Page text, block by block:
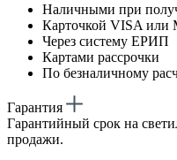
Наличными при
Карточкой VISA или
Через систему ЕРИП
Картами рассрочки
По безналичному
Гарантия
Гарантийный срок на
продажи.